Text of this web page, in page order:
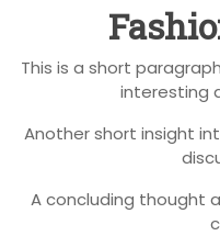
This is a short
interesting
Another short insight
A concluding thought